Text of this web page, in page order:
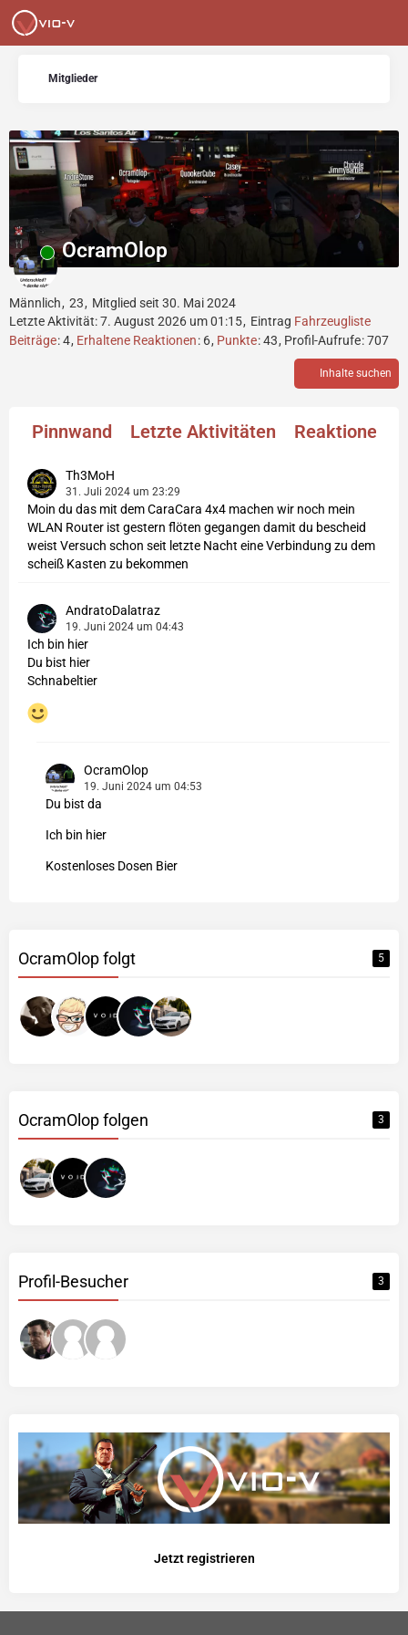
Mitglieder
Online OcramOlop
Männlich 23
Mitglied seit 30. Mai 2024
Letzte Aktivität:7. August 2026 um 01:15 Eintrag Fahrzeugliste
Beiträge 4 Erhaltene Reaktionen 6 Punkte 43 Profil-Aufrufe 707
Inhalte suchen
Pinnwand Letzte Aktivitäten Reaktionen
Th3MoH
31. Juli 2024 um 23:29
Moin du das mit dem CaraCara 4x4 machen wir noch mein
WLAN Router ist gestern flöten gegangen damit du bescheid
weist Versuch schon seit letzte Nacht eine Verbindung zu dem
scheiß Kasten zu bekommen
AndratoDalatraz
19. Juni 2024 um 04:43
Ich bin hier
Du bist hier
Schnabeltier
OcramOlop
19. Juni 2024 um 04:53
Du bist da
Ich bin hier
Kostenloses Dosen Bier
OcramOlop folgt 5
OcramOlop folgen 3
Profil-Besucher 3
Jetzt registrieren